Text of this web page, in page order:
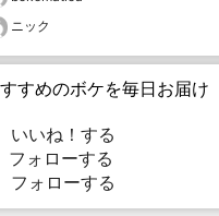
ニック
すめのボケを毎日お届け
いいね！する
ォローする
フォローする